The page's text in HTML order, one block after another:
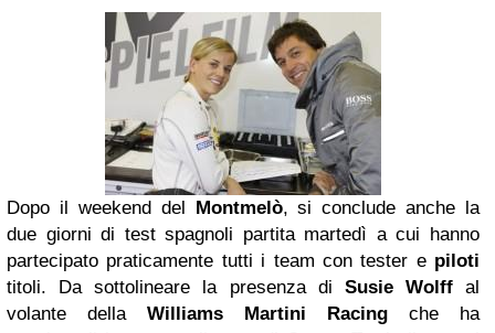
Dopo il weekend del Montmelò, si conclude anche la
due giorni di test spagnoli partita martedì a cui hanno
partecipato praticamente tutti i team con tester e piloti
titoli. Da sottolineare la presenza di Susie Wolffal
volante della Williams Martini Racing che ha